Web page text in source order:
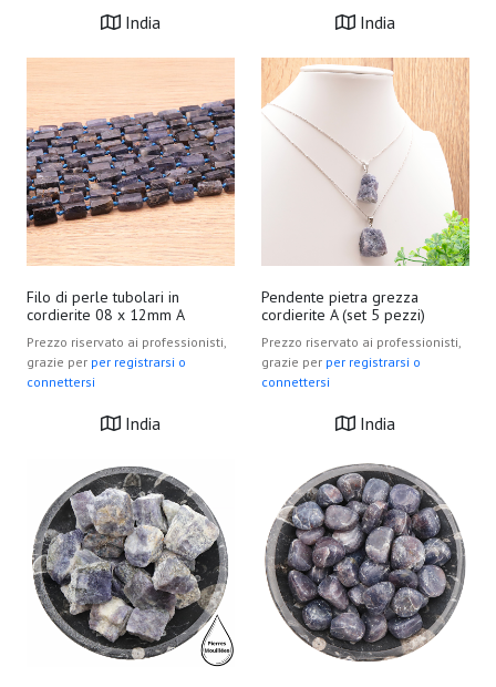
India India
Filo di perle tubolari in
cordierite 08 x 12mm A
Prezzo riservato ai professionisti,
grazie per per registrarsi o
connettersi
India
Pendente pietra grezza
cordierite A (set 5 pezzi)
Prezzo riservato ai professionisti,
grazie per per registrarsi o
connettersi
India